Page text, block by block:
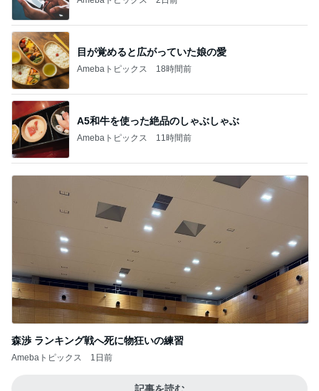
目が覚めると広がっていた娘の愛
Amebaトピックス 18時間前
A5和牛を使った絶品のしゃぶしゃぶ
Amebaトピックス 11時間前
森渉 ランキング戦へ死に物狂いの練習
Amebaトピックス 1日前